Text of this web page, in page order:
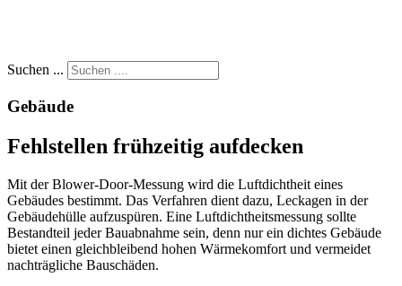
Suchen ...
Gebäude
Fehlstellen frühzeitig aufdecken
Mit der Blower-Door-Messung wird die Luftdichtheit eines
Gebäudes bestimmt. Das Verfahren dient dazu, Leckagen in der
Gebäudehülle aufzuspüren. Eine Luftdichtheitsmessung sollte
Bestandteil jeder Bauabnahme sein, denn nur ein dichtes Gebäude
bietet einen gleichbleibend hohen Wärmekomfort und vermeidet
nachträgliche Bauschäden.